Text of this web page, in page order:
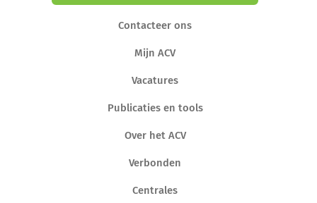
Contacteer ons
Mijn ACV
Vacatures
Publicaties en tools
Over het ACV
Verbonden
Centrales